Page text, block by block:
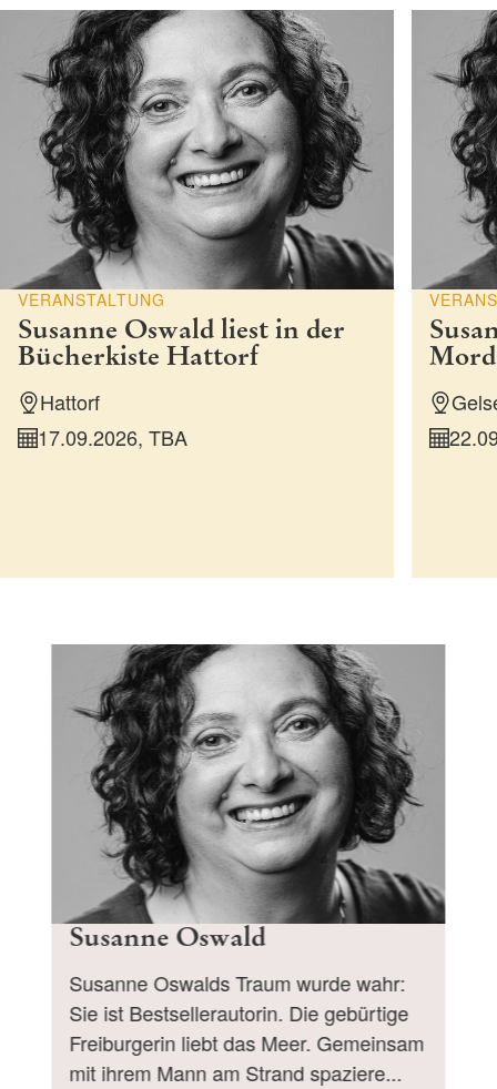
VERANSTALTUNG
Susanne Oswald liest in der
Bücherkiste Hattorf
Hattorf
17.09.2026, TBA
Susanne Oswald
Susanne Oswalds Traum wurde wahr:
Sie ist Bestsellerautorin. Die gebürtige
Freiburgerin liebt das Meer. Gemeinsam
mit ihrem Mann am Strand spaziere...